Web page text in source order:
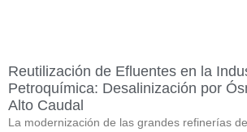
Reutilización de Efluentes en la
Petroquímica: Desalinización por
Alto Caudal
La modernización de las grandes refinerías